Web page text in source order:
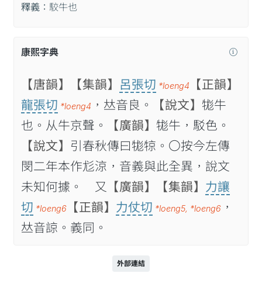
釋義： 駮牛也
康熙字典
【唐韻】 【集韻】 呂張切 *loeng4
【正韻】
龍張切 *loeng4 ，𠀤音良。 【說文】 牻牛
也。从牛京聲。
【廣韻】 牻牛，駁色。
【說文】 引春秋傳曰牻㹁。〇按今左傳
閔二年本作尨涼，音義與此全異，說文
未知何據。 又
【廣韻】 【集韻】 力讓
切 *loeng6 【正韻】 力仗切 *loeng5, *loeng6 ，
𠀤音諒。義同。
外部連結